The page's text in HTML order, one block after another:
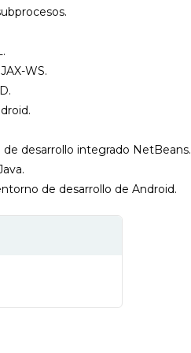
WS.
desarrollo integrado NetBeans.
de desarrollo de Android.